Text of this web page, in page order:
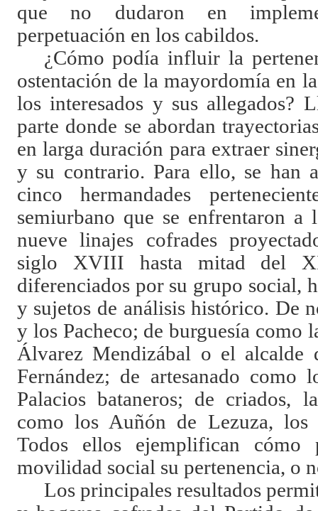
que no dudaron en
perpetuación en los cabildos.
¿Cómo podía influir la
ostentación de la mayordomía en
los interesados y sus allegados?
parte donde se abordan
en larga duración para extraer
y su contrario. Para ello, se han
cinco hermandades
semiurbano que se enfrentaron a
nueve linajes cofrades
siglo XVIII hasta mitad del
diferenciados por su grupo social,
y sujetos de análisis histórico. De
y los Pacheco; de burguesía como
Álvarez Mendizábal o el alcalde
Fernández; de artesanado como
Palacios bataneros; de criados,
como los Auñón de Lezuza,
Todos ellos ejemplifican cómo
movilidad social su pertenencia, o
Los principales resultados